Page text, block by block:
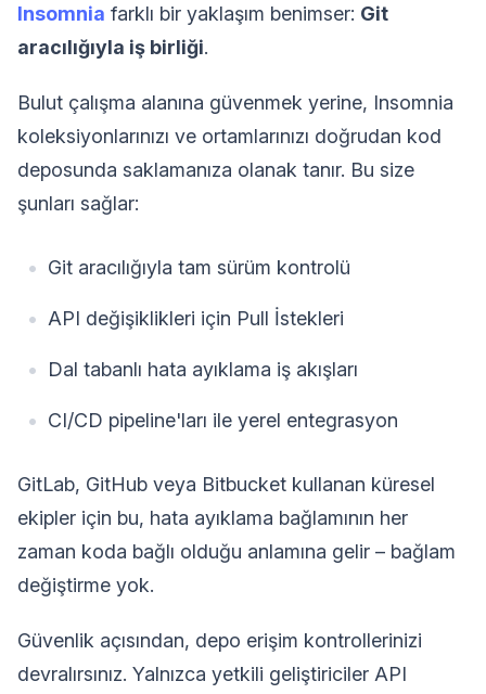
Insomnia farklı bir yaklaşım benimser: Git
aracılığıyla iş birliği.
Bulut çalışma alanına güvenmek yerine, Insomnia
koleksiyonlarınızı ve ortamlarınızı doğrudan kod
deposunda saklamanıza olanak tanır. Bu size
şunları sağlar:
Git aracılığıyla tam sürüm kontrolü
API değişiklikleri için Pull İstekleri
Dal tabanlı hata ayıklama iş akışları
CI/CD pipeline'ları ile yerel entegrasyon
GitLab, GitHub veya Bitbucket kullanan küresel
ekipler için bu, hata ayıklama bağlamının her
zaman koda bağlı olduğu anlamına gelir – bağlam
değiştirme yok.
Güvenlik açısından, depo erişim kontrollerinizi
devralırsınız. Yalnızca yetkili geliştiriciler API